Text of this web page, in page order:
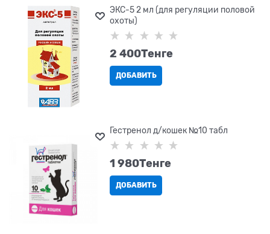
ЭКС-5 2 мл (для регуляции половой
охоты)
2 400Tенге
ДОБАВИТЬ
Гестренол д/кошек №10 табл
1 980Tенге
ДОБАВИТЬ